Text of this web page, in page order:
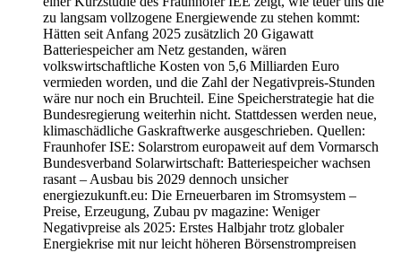
zu langsam vollzogene Energiewende zu stehen kommt:
Hätten seit Anfang 2025 zusätzlich 20 Gigawatt
Batteriespeicher am Netz gestanden, wären
volkswirtschaftliche Kosten von 5,6 Milliarden Euro
vermieden worden, und die Zahl der Negativpreis-Stunden
wäre nur noch ein Bruchteil. Eine Speicherstrategie hat die
Bundesregierung weiterhin nicht. Stattdessen werden neue,
klimaschädliche Gaskraftwerke ausgeschrieben. Quellen:
Fraunhofer ISE: Solarstrom europaweit auf dem Vormarsch
Bundesverband Solarwirtschaft: Batteriespeicher wachsen
rasant – Ausbau bis 2029 dennoch unsicher
energiezukunft.eu: Die Erneuerbaren im Stromsystem –
Preise, Erzeugung, Zubau pv magazine: Weniger
Negativpreise als 2025: Erstes Halbjahr trotz globaler
Energiekrise mit nur leicht höheren Börsenstrompreisen